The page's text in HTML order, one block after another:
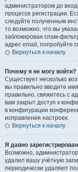
администратором до
процессе регистрации.
следуйте полученным
то возможно, что вы
заблокирован спам-
адрес email, попробуйте
Вернуться к началу
Почему я не могу войти?
Существует несколько
вы правильно вводите
правильно, свяжитесь с
вам закрыт доступ к
в конфигурации
исправления настроек.
Вернуться к началу
Я давно
Возможно,
удалил вашу учётную
периодически удаляют